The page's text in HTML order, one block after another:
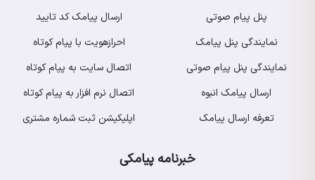
پنل پیام صوتی
نمایندگی پنل پیامک
نمایندگی پنل پیام صوتی
ارسال پیامک انبوه
تعرفه ارسال پیامک
ارسال پیامک کد تایید
احرازهویت با پیام کوتاه
اتصال سایت به پیام کوتاه
اتصال نرم افزار به پیام کوتاه
اپلیکیشن ثبت شماره مشتری
خبرنامه پیامکی